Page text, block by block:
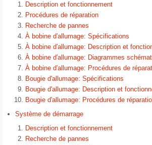
Description et fonctionnement
Procédures de réparation
Recherche de pannes
À bobine d′allumage: Spécifications
À bobine d′allumage: Description et
À bobine d′allumage: Diagrammes
À bobine d′allumage: Procédures de
Bougie d'allumage: Spécifications
Bougie d'allumage: Description et
Bougie d'allumage: Procédures de
Système de démarrage
Description et fonctionnement
Recherche de pannes